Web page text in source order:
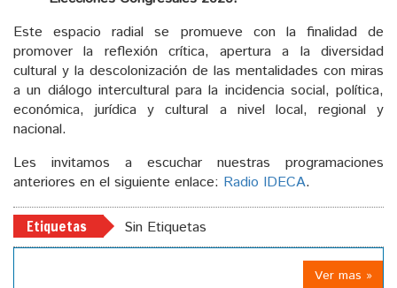
Este espacio radial se promueve con la finalidad de
promover la reflexión crítica, apertura a la diversidad
cultural y la descolonización de las mentalidades con miras
a un diálogo intercultural para la incidencia social, política,
económica, jurídica y cultural a nivel local, regional y
nacional.
Les invitamos a escuchar nuestras programaciones
anteriores en el siguiente enlace: Radio IDECA.
Etiquetas Sin Etiquetas
Ver mas »